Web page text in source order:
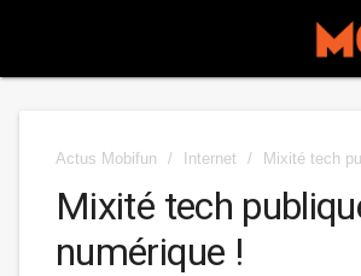
Actus Mobifun / Internet / Mixité tech
Mixité tech
numérique !